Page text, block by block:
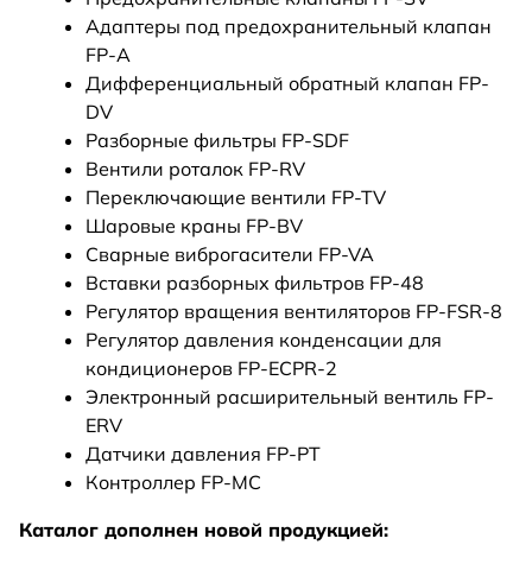
Адаптеры под предохранительный клапан
FP-A
Дифференциальный обратный клапан FP-
DV
Разборные фильтры FP-SDF
Вентили роталок FP-RV
Переключающие вентили FP-TV
Шаровые краны FP-BV
Сварные виброгасители FP-VA
Вставки разборных фильтров FP-48
Регулятор вращения вентиляторов FP-FSR-8
Регулятор давления конденсации для
кондиционеров FP-ECPR-2
Электронный расширительный вентиль FP-
ERV
Датчики давления FP-PT
Контроллер FP-MC
Каталог дополнен новой продукцией: